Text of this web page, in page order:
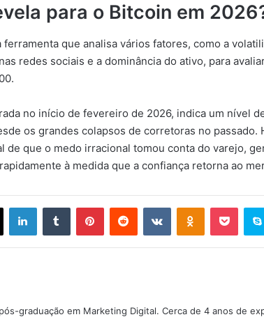
para o Bitcoin em
ferramenta que analisa vários fatores, como a
redes sociais e a dominância do ativo, para
no início de fevereiro de 2026, indica um nível
os grandes colapsos de corretoras no passado.
de que o medo irracional tomou conta do varejo,
à medida que a confiança retorna ao
X LinkedinTumblr PinterestReddit VK OK
graduação em Marketing Digital. Cerca de 4 anos de